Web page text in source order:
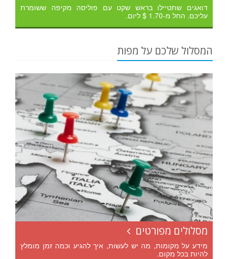
דואגים שתטיילו בראש שקט עם פוליסה מקיפה ששומרת
עליכם. החל מ-1.70 $ ליום.
המסלול שלכם על מפות
מסלולים מפורטים
מידע על מקומות, מה יש לעשות, איך להגיע וכמה זמן מומלץ
להיות בכל מקום.